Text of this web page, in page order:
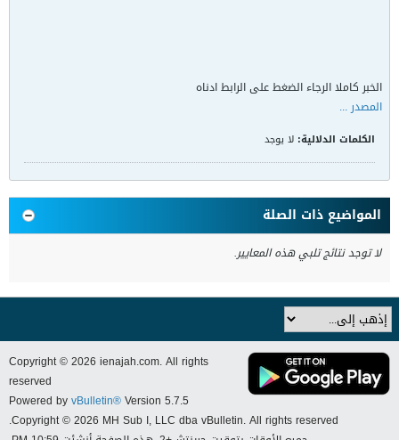
الخبر كاملا الرجاء الضغط على الرابط ادناه
المصدر ...
الكلمات الدلالية: لا يوجد
المواضيع ذات الصلة
لا توجد نتائج تلبي هذه المعايير.
Copyright © 2026 ienajah.com. All rights
reserved
Powered byvBulletin®Version 5.7.5
Copyright © 2026 MH Sub I, LLC dba vBulletin. All rights reserved.